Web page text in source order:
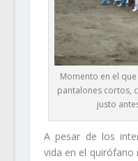
Momento en el
pantalones cortos,
justo
A pesar de los
vida en el quirófano